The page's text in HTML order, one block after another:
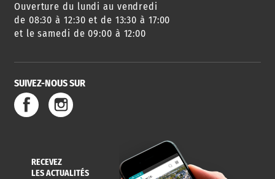
AGENDA
DES SORTIES
URBANISME
SERVICE
DE L'EAU
Ouverture du lundi au vendredi
de 08:30 à 12:30 et de 13:30 à 17:00
et le samedi de 09:00 à 12:00
SUIVEZ-NOUS SUR
RECEVEZ
LES ACTUALITÉS